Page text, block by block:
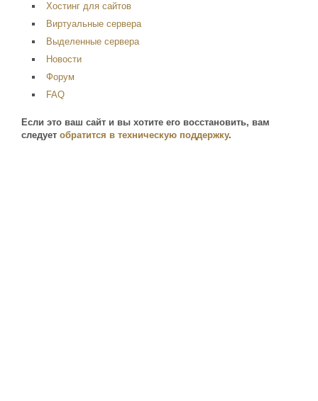
Хостинг для сайтов
Виртуальные сервера
Выделенные сервера
Новости
Форум
FAQ
Если это ваш сайт и вы хотите его восстановить, вам
следует обратится в техническую поддержку.